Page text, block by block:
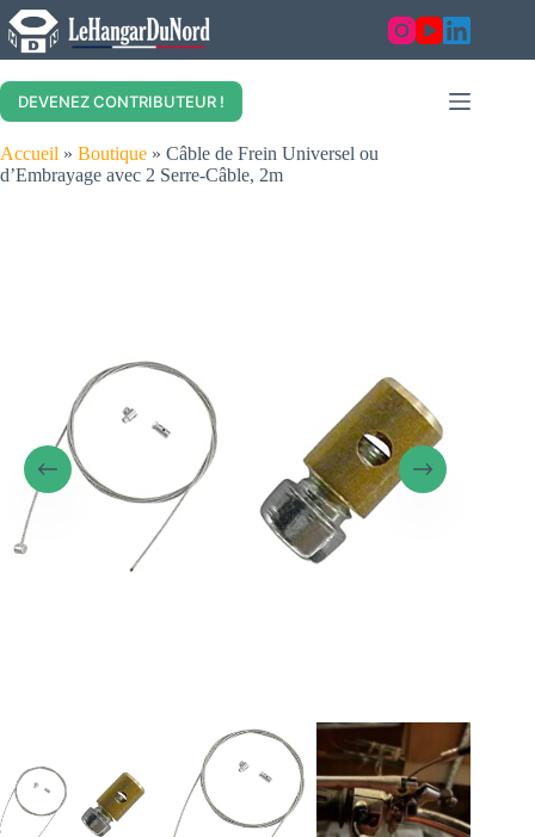
Skip
to
content
DEVENEZ CONTRIBUTEUR !
Accueil » Boutique » Câble de Frein Universel ou
d’Embrayage avec 2 Serre-Câble, 2m